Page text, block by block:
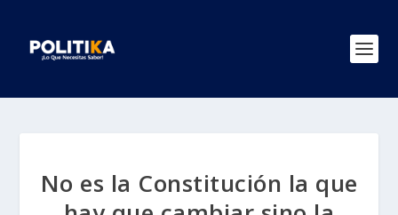
No es la Constitución la que